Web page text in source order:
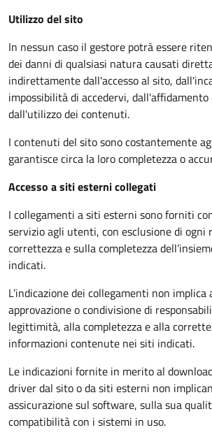
Utilizzo del sito
In nessun caso il gestore potrà essere
dei danni di qualsiasi natura causati
indirettamente dall'accesso al sito,
impossibilità di accedervi,
dall'utilizzo dei contenuti.
I contenuti del sito sono costantemente
garantisce circa la loro completezza o
Accesso a siti esterni collegati
I collegamenti a siti esterni sono forniti
servizio agli utenti, con esclusione di ogni
correttezza e sulla completezza
indicati.
L’indicazione dei collegamenti non implica
approvazione o condivisione di
legittimità, alla completezza e alla
informazioni contenute nei siti indicati.
Le indicazioni fornite in merito al
driver dal sito o da siti esterni non
assicurazione sul software, sulla sua
compatibilità con i sistemi in uso.